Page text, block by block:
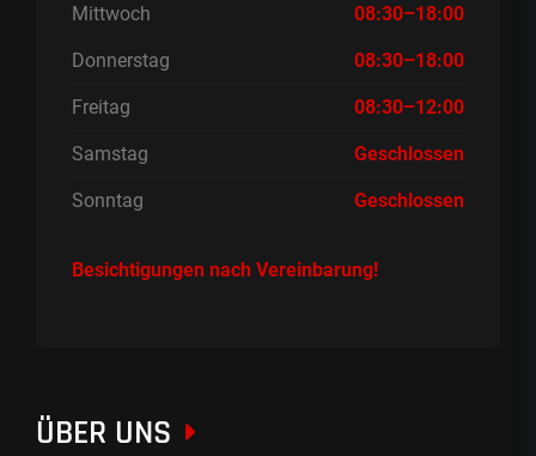
Mittwoch 08:30–18:00
Donnerstag 08:30–18:00
Freitag 08:30–12:00
Samstag Geschlossen
Sonntag Geschlossen
Besichtigungen nach Vereinbarung!
ÜBER UNS